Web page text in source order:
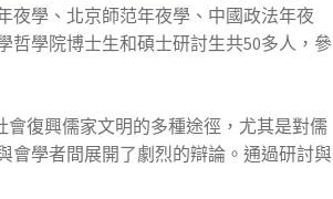
夜學、北京師范年夜學、中國政法年夜
哲學院博士生和碩士研討生共50多人，參
復興儒家文明的多種途徑，尤其是對儒
會學者間展開了劇烈的辯論。通過研討與